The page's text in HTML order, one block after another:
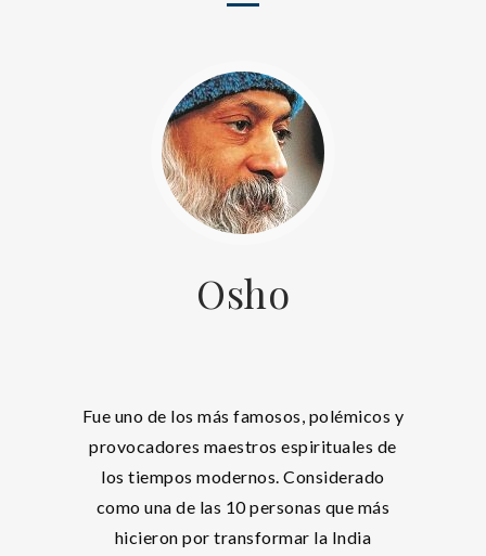
Osho
Fue uno de los más famosos, polémicos y
provocadores maestros espirituales de
los tiempos modernos. Considerado
como una de las 10 personas que más
hicieron por transformar la India